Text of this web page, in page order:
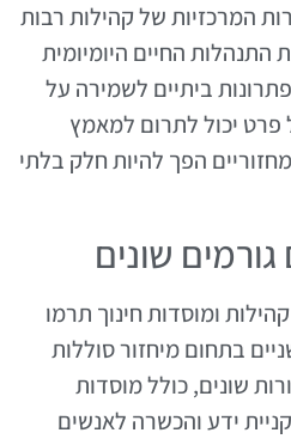
המרכזיות של קהילות רבות
התנהלות החיים היומיומית
ביתיים לשמירה על
פרט יכול לתרום למאמץ
הפך להיות חלק בלתי
שונים
ומוסדות חינוך תרמו
בתחום מיחזור סוללות
שונים, כולל מוסדות
ידע והכשרה לאנשים